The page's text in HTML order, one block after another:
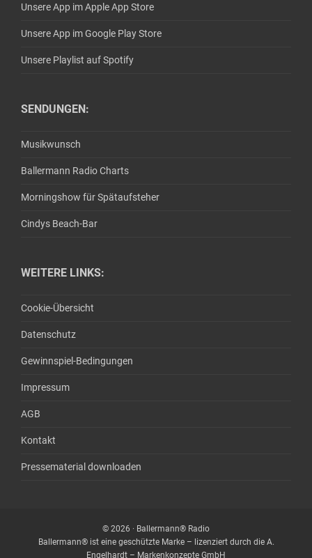
Unsere App im Apple App Store
Unsere App im Google Play Store
Unsere Playlist auf Spotify
SENDUNGEN:
Musikwunsch
Ballermann Radio Charts
Morningshow für Spätaufsteher
Cindys Beach-Bar
WEITERE LINKS:
Cookie-Übersicht
Datenschutz
Gewinnspiel-Bedingungen
Impressum
AGB
Kontakt
Pressematerial downloaden
© 2026 · Ballermann® Radio
Ballermann® ist eine geschützte Marke – lizenziert durch die A.
Engelhardt – Markenkonzepte GmbH